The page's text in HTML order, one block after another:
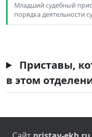
Младший судебный
порядка деятельности
Приставы,
в этом